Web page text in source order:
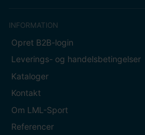
INFORMATION
Opret B2B-login
Leverings- og handelsbetingelser
Kataloger
Kontakt
Om LML-Sport
Referencer